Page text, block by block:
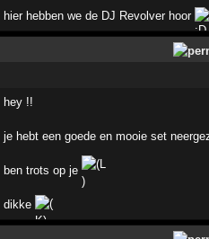
hier hebben we de DJ Revolver hoor
hey !!
je hebt een goede en mooie set
ben trots op je
dikke